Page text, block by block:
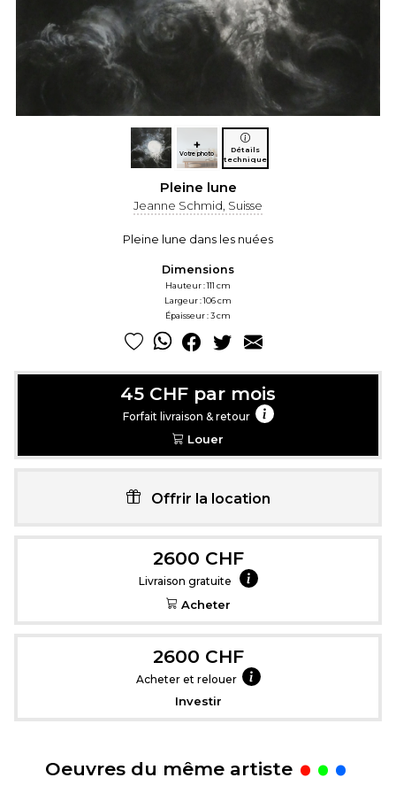
+
Votre photo
Détails
technique
Pleine lune
Jeanne Schmid, Suisse
Pleine lune dans les nuées
Dimensions
Hauteur : 111 cm
Largeur : 106 cm
Épaisseur : 3 cm
45 CHF par mois
Forfait livraison & retour
Louer
Offrir la location
2600 CHF
Livraison gratuite
Acheter
2600 CHF
Acheter et relouer
Investir
Oeuvres du même artiste .